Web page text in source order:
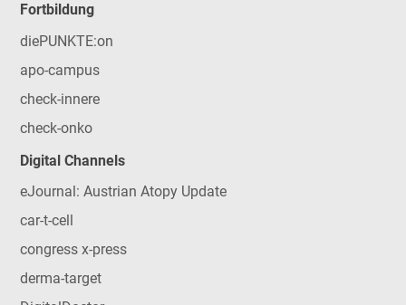
Fortbildung
diePUNKTE:on
apo-campus
check-innere
check-onko
Digital Channels
eJournal: Austrian Atopy Update
car-t-cell
congress x-press
derma-target